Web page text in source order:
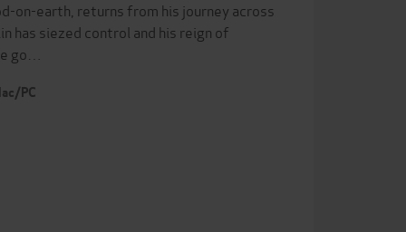
on-earth, returns from his journey across
has siezed control and his reign of
go…
PC